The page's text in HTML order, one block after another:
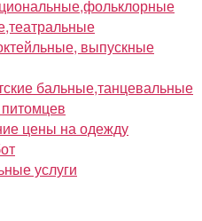
выпускные
бальные,танцевальные
цены на одежду
услуги